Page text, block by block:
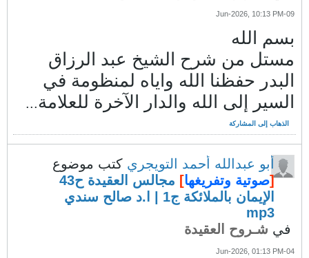
09-Jun-2026, 10:13 PM
بسم الله
مستل من شرح الشيخ عبد الرزاق
البدر حفظنا الله واياه لمنظومة في
السير إلى الله والدار الآخرة​ للعلامة...
الذهاب إلى المشاركة
أبو عبدالله أحمد التويجري كتب موضوع
[صوتية وتفريغها]
مجالس العقيدة ح43
الإيمان بالملائكة ج1 | ا.د صالح سندي
mp3
في شـروح العقيدة
04-Jun-2026, 01:13 PM